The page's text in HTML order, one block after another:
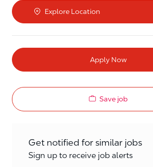
Explore Location
Apply Now
Save job
Get notified for similar jobs
Sign up to receive job alerts